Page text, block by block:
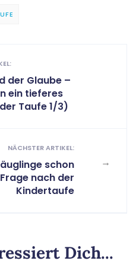
der Glaube –
ein tieferes
Taufe 1/3)
→
NÄCHSTER ARTIKEL:
schon
nach der
Kindertaufe
Dich...